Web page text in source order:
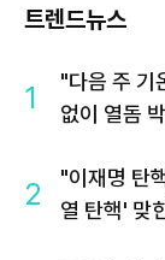
트렌드뉴스
1
"다음 주 기
없이 열돔
2
"이재명 탄
열 탄핵' 맞